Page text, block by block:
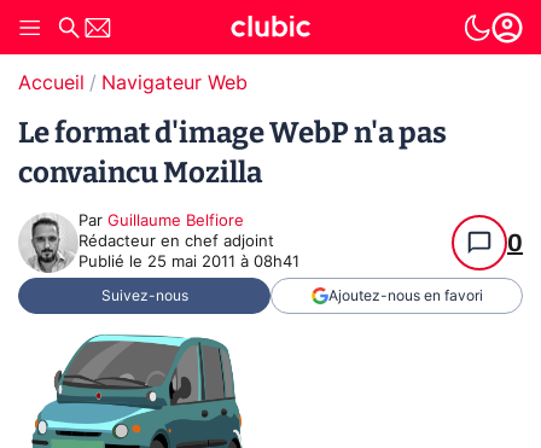
Accueil Navigateur Web
Le format d'image WebP n'a pas
convaincu Mozilla
Par Guillaume Belfiore
Rédacteur en chef adjoint
Publié le 25 mai 2011 à 08h41
0
Suivez-nous Ajoutez-nous en favori